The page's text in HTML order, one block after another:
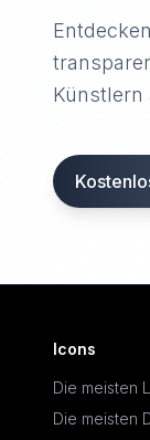
Künstlern
Icons
Die meisten
Die meisten